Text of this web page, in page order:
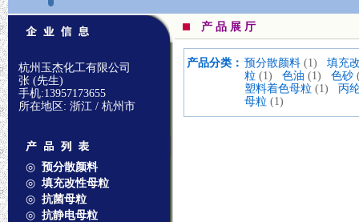
杭州玉杰化工有限公司
张 (先生)
手机:13957173655
所在地区: 浙江 / 杭州市
◎ 预分散颜料
◎ 填充改性母粒
◎ 抗菌母粒
◎ 抗静电母粒
产 品 展 厅
产品分类： 预分散颜料 (1)
填充
粒 (1) 色油 (1) 色砂
塑料着色母粒 (1)
丙
母粒 (1)